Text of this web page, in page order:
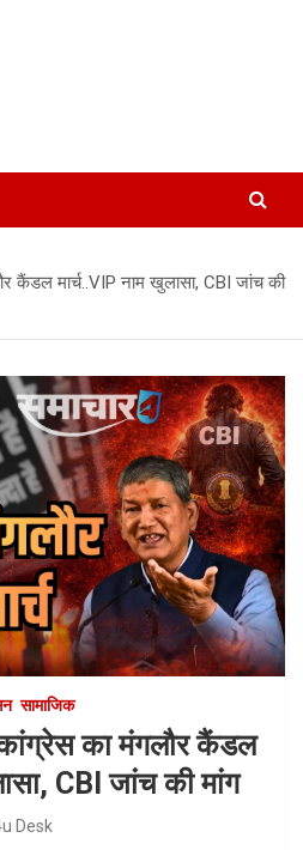
कैंडल मार्च..VIP नाम खुलासा, CBI जांच की
सामाजिक
का मंगलौर कैंडल
CBI जांच की मांग
Desk